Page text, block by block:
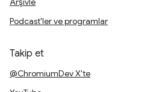
Podcast'ler ve programlar
Takip et
@ChromiumDev X'te